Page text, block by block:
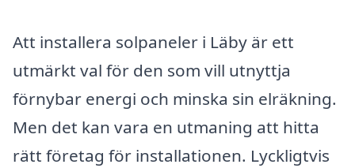
Att installera solpaneler i Läby är ett
utmärkt val för den som vill utnyttja
förnybar energi och minska sin elräkning.
Men det kan vara en utmaning att hitta
rätt företag för installationen. Lyckligtvis